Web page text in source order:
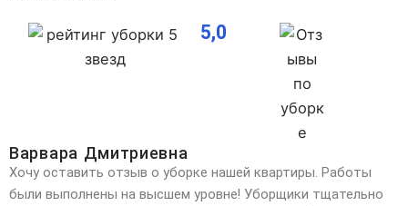
5,0
Варвара Дмитриевна
Хочу оставить отзыв о уборке нашей квартиры. Работы
были выполнены на высшем уровне! Уборщики тщательно